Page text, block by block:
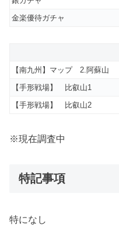
金楽優待ガチャ
【南九州】マップ 2.阿蘇山
【手形戦場】 比叡山1
【手形戦場】 比叡山2
※現在調査中
特記事項
特になし